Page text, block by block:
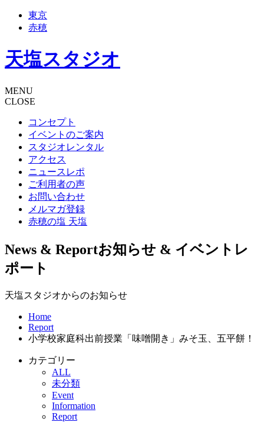
東京
赤穂
天塩スタジオ
MENU
CLOSE
コンセプト
イベントのご案内
スタジオレンタル
アクセス
ニュースレポ
ご利用者の声
お問い合わせ
メルマガ登録
赤穂の塩 天塩
News & Reportお知らせ & イベントレ
ポート
天塩スタジオからのお知らせ
Home
Report
小学校家庭科出前授業「味噌開き」みそ玉、五平餅！
カテゴリー
ALL
未分類
Event
Information
Report